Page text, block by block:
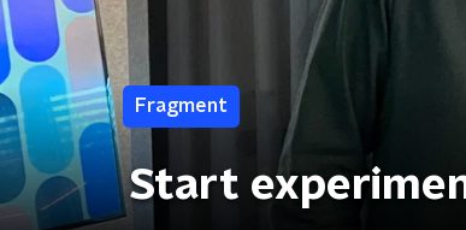
Fragment
Start